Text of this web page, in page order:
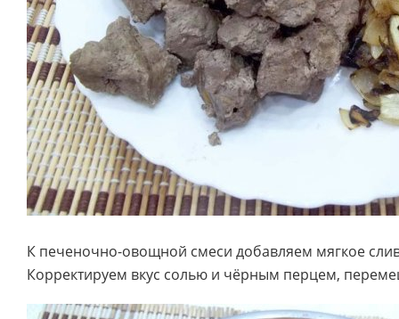
К печеночно-овощной смеси добавляем мягкое
Корректируем вкус солью и чёрным перцем,